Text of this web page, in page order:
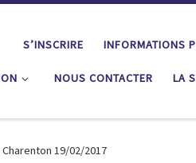
S’INSCRIRE INFORMATIONS
NOUS CONTACTER LA
19/02/2017